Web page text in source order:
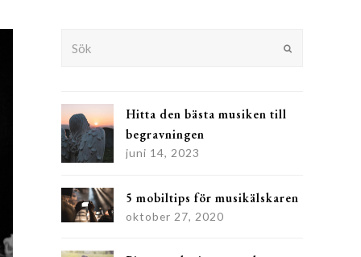
Hitta den bästa musiken till
begravningen
juni 14, 2023
5 mobiltips för musikälskaren
oktober 27, 2020